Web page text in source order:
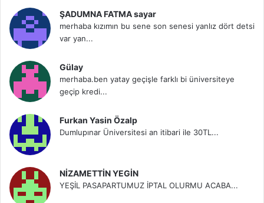
ŞADUMNA FATMA sayar
merhaba kızımın bu sene son senesi yanlız dört detsi
var yan...
Gülay
merhaba.ben yatay geçişle farklı bi üniversiteye
geçip kredi...
Furkan Yasin Özalp
Dumlupınar Üniversitesi an itibari ile 30TL...
NİZAMETTİN YEGİN
YEŞİL PASAPARTUMUZ İPTAL OLURMU ACABA...